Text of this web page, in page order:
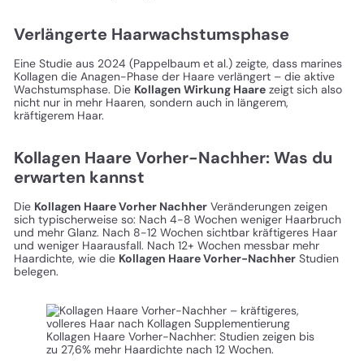
Verlängerte Haarwachstumsphase
Eine Studie aus 2024 (Pappelbaum et al.) zeigte, dass marines
Kollagen die Anagen-Phase der Haare verlängert – die aktive
Wachstumsphase. Die Kollagen Wirkung Haare zeigt sich also
nicht nur in mehr Haaren, sondern auch in längerem,
kräftigerem Haar.
Kollagen Haare Vorher-Nachher: Was du
erwarten kannst
Die Kollagen Haare Vorher Nachher Veränderungen zeigen
sich typischerweise so: Nach 4-8 Wochen weniger Haarbruch
und mehr Glanz. Nach 8-12 Wochen sichtbar kräftigeres Haar
und weniger Haarausfall. Nach 12+ Wochen messbar mehr
Haardichte, wie die Kollagen Haare Vorher-Nachher Studien
belegen.
Kollagen Haare Vorher-Nachher: Studien zeigen bis
zu 27,6% mehr Haardichte nach 12 Wochen.